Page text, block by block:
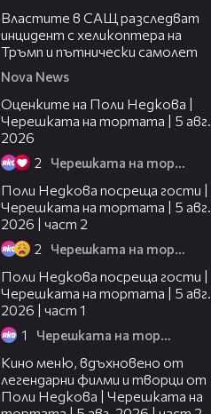
Властите в САЩ разследват
инцидент с хеликоптера на
Тръмп и пътнически самолет
Nova News
Оценките на Поли Недкова |
Черешката на тортата | 5 авг.
2026
2 Черешката на тортата
Поли Недкова посреща гости |
Черешката на тортата | 5 авг.
2026 | част 2
2 Черешката на тортата
Поли Недкова посреща гости |
Черешката на тортата | 5 авг.
2026 | част 1
1 Черешката на тортата
Кино меню, вдъхновено от
легендарни филми и творци от
Поли Недкова | Черешката на